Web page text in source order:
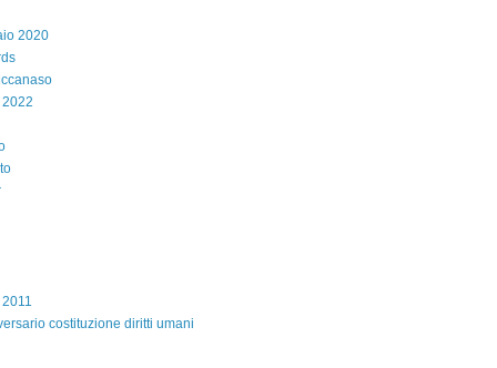
2020
costituzione diritti umani